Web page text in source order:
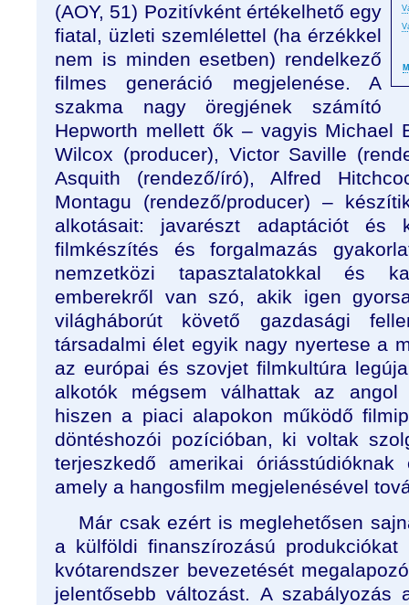
(AOY, 51) Pozitívként értékelhető egy
fiatal, üzleti szemlélettel (ha érzékkel
nem is minden esetben) rendelkező
filmes generáció megjelenése. A
szakma nagy öregjének számító
Hepworth mellett ők – vagyis Michael
Wilcox (producer), Victor Saville
Asquith (rendező/író), Alfred
Montagu (rendező/producer) –
alkotásait: javarészt adaptációt és
filmkészítés és forgalmazás
nemzetközi tapasztalatokkal és
emberekről van szó, akik igen
világháborút követő gazdasági
társadalmi élet egyik nagy nyertese a
az európai és szovjet filmkultúra
alkotók mégsem válhattak az angol
hiszen a piaci alapokon működő
döntéshozói pozícióban, ki voltak
terjeszkedő amerikai
amely a hangosfilm megjelenésével
Már csak ezért is meglehetősen
a külföldi finanszírozású
kvótarendszer bevezetését
jelentősebb változást. A szabályozás